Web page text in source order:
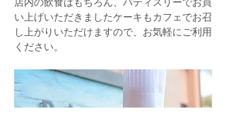
店内の飲食はもちろん、パティスリーでお買
い上げいただきましたケーキもカフェでお召
し上がりいただけますので、お気軽にご利用
ください。